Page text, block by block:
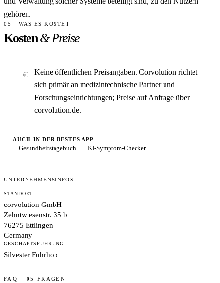
gehören.
05 · WAS ES KOSTET
Kosten& Preise
Keine öffentlichen Preisangaben. Corvolution richtet
sich primär an medizintechnische Partner und
Forschungseinrichtungen; Preise auf Anfrage über
corvolution.de.
AUCH IN DER BESTES APP
Gesundheitstagebuch KI-Symptom-Checker
UNTERNEHMENSINFOS
STANDORT
corvolution GmbH
Zehntwiesenstr. 35 b
76275 Ettlingen
Germany
GESCHÄFTSFÜHRUNG
Silvester Fuhrhop
FAQ · 05 FRAGEN